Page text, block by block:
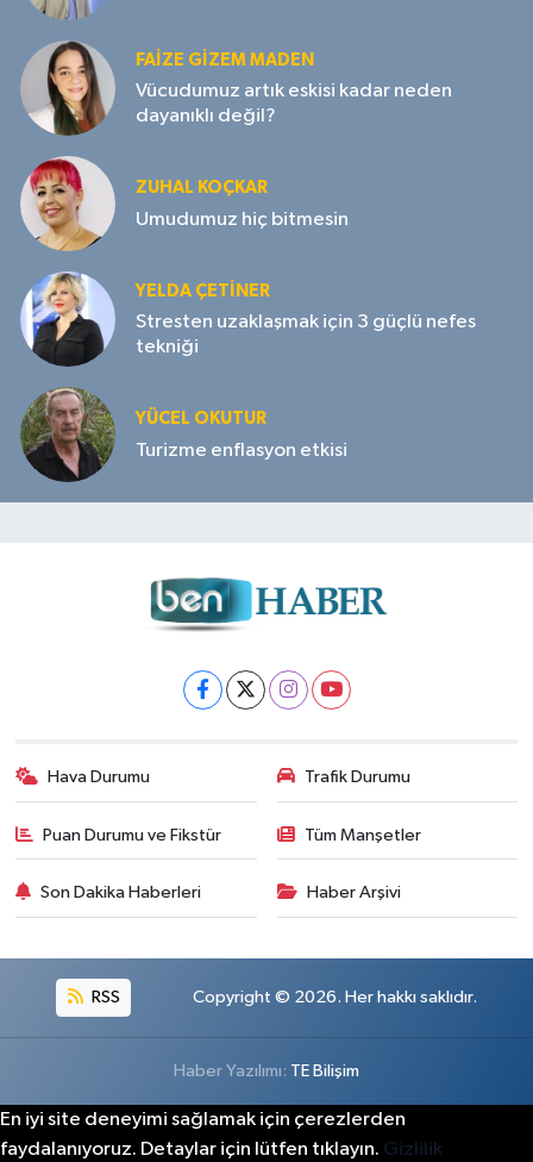
FAIZE GIZEM MADEN
Vücudumuz artık eskisi kadar neden
dayanıklı değil?
ZUHAL KOÇKAR
Umudumuz hiç bitmesin
YELDA ÇETİNER
Stresten uzaklaşmak için 3 güçlü nefes
tekniği
YÜCEL OKUTUR
Turizme enflasyon etkisi
Hava Durumu Trafik Durumu
Puan Durumu ve Fikstür Tüm Manşetler
Son Dakika Haberleri Haber Arşivi
RSS Copyright © 2026. Her hakkı saklıdır.
Haber Yazılımı: TE Bilişim
En iyi site deneyimi sağlamak için çerezlerden
faydalanıyoruz. Detaylar için lütfen tıklayın. Gizlilik